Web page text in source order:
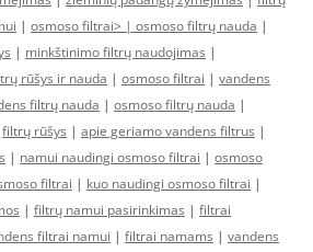
| osmoso filtrai> | osmoso filtrų nauda |
| minkštinimo filtrų naudojimas |
rūšys ir nauda | osmoso filtrai | vandens
filtrų nauda | osmoso filtrų nauda |
filtrų rūšys | apie geriamo vandens filtrus |
| namui naudingi osmoso filtrai | osmoso
filtrai | kuo naudingi osmoso filtrai |
| filtrų namui pasirinkimas | filtrai
filtrai namui | filtrai namams | vandens